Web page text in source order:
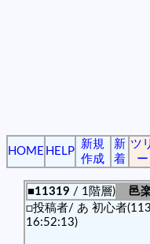
HOME HELP
新規
作成
新
着
ツリ
ー
■11319 / 1階層)
邑
□投稿者/ あ 初心者
16:52:13)